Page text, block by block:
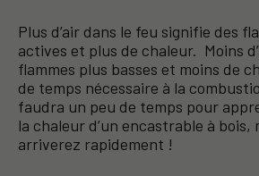
Plus d’air dans le feu signifie des
actives et plus de chaleur. Moins
flammes plus basses et moins de
de temps nécessaire à la
faudra un peu de temps pour
la chaleur d’un encastrable à bois,
arriverez rapidement !